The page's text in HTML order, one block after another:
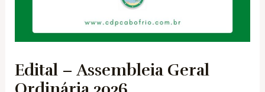
Edital – Assembleia Geral